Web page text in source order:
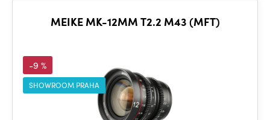
MEIKE MK-12MM T2.2 M43 (MFT)
-9 %
SHOWROOM PRAHA